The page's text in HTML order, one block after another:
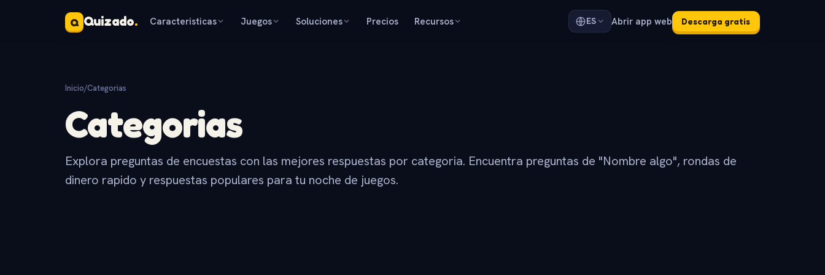
Q Quizado. Caracteristicas Juegos Soluciones Precios Recursos ES Abrir app web Descarga gratis
Inicio/Categorias
Categorias
Explora preguntas de encuestas con las mejores respuestas por categoria. Encuentra preguntas de "Nombre algo", rondas de
dinero rapido y respuestas populares para tu noche de juegos.